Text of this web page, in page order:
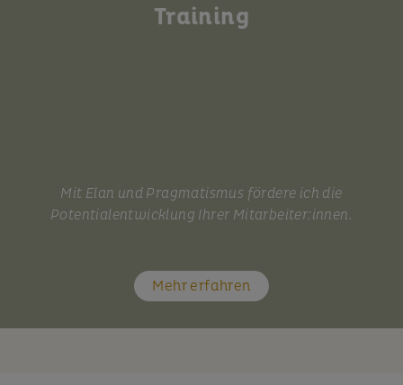
Training
Mit Elan und Pragmatismus fördere ich die
Potentialentwicklung Ihrer Mitarbeiter:innen.
Mehr erfahren